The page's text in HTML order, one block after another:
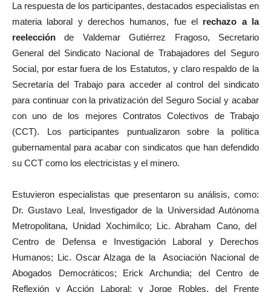
La respuesta de los participantes, destacados especialistas en
materia laboral y derechos humanos, fue el rechazo a la
reelección de Valdemar Gutiérrez Fragoso, Secretario
General del Sindicato Nacional de Trabajadores del Seguro
Social, por estar fuera de los Estatutos, y claro respaldo de la
Secretaría del Trabajo para acceder al control del sindicato
para continuar con la privatización del Seguro Social y acabar
con uno de los mejores Contratos Colectivos de Trabajo
(CCT). Los participantes puntualizaron sobre la política
gubernamental para acabar con sindicatos que han defendido
su CCT como los electricistas y el minero.
Estuvieron especialistas que presentaron su análisis, como:
Dr. Gustavo Leal, Investigador de la Universidad Autónoma
Metropolitana, Unidad Xochimilco; Lic. Abraham Cano, del
Centro de Defensa e Investigación Laboral y Derechos
Humanos; Lic. Oscar Alzaga de la Asociación Nacional de
Abogados Democráticos; Erick Archundia; del Centro de
Reflexión y Acción Laboral; y Jorge Robles, del Frente